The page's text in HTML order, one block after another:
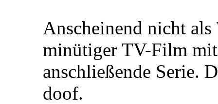
Anscheinend nicht als
minütiger TV-Film
anschließende Serie.
doof.